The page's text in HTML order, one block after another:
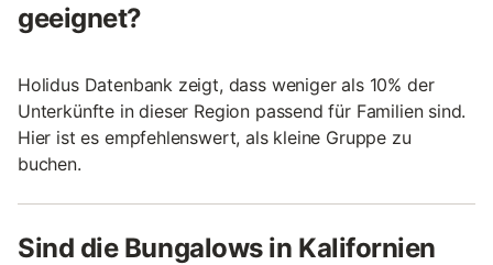
geeignet?
Holidus Datenbank zeigt, dass weniger als 10% der
Unterkünfte in dieser Region passend für Familien sind.
Hier ist es empfehlenswert, als kleine Gruppe zu
buchen.
Sind die Bungalows in Kalifornien